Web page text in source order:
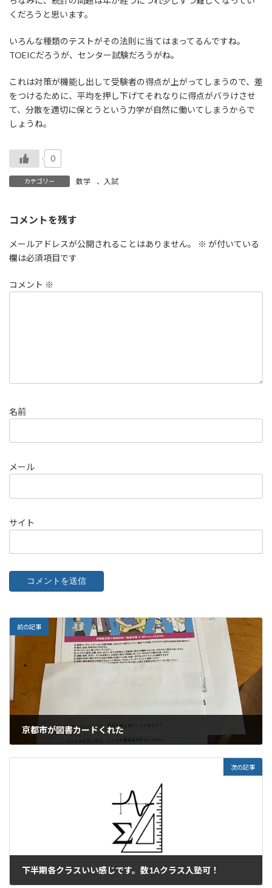
くだろうと思います。
いろんな種類のテストがその法則に当てはまってるんですね。
TOEICだろうが、センター試験だろうがね。
これは対策が機能し出して受験者の得点が上がってしまうので、差
をつけるために、平均を押し下げてそれなりに得点がバラけさせ
て、分散を適切に保とうという力学が自然に働いてしまうからで
しょうね。
0
カテゴリー 数学 、 入試
コメントを残す
メールアドレスが公開されることはありません。 ※ が付いている
欄は必須項目です
コメント ※
名前
メール
サイト
前の記事
京都市が図書カードくれた
次の記事
下半期各クラスいい感じです。数1Aクラス入塾可！